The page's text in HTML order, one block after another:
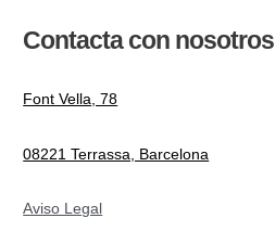
a
Contacta con nosotros
Font Vella, 78
08221 Terrassa, Barcelona
Aviso Legal